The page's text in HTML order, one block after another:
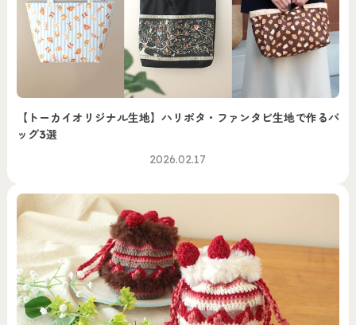
【トーカイオリジナル生地】ハリポタ・ファンタビ生地で作るバ
ッグ3選
2026.02.17